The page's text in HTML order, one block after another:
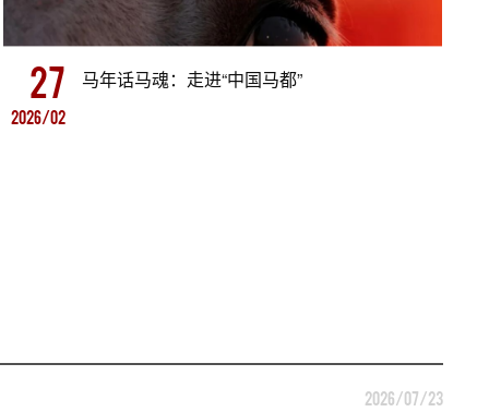
27
2026/02
马年话马魂：走进“中国马都”
2026/07/23